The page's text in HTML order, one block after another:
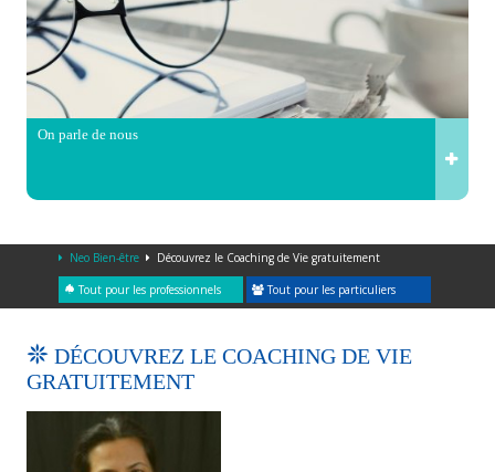
On parle de nous
Neo Bien-être Découvrez le Coaching de Vie gratuitement
Tout pour les professionnels Tout pour les particuliers
DÉCOUVREZ LE COACHING DE VIE
GRATUITEMENT